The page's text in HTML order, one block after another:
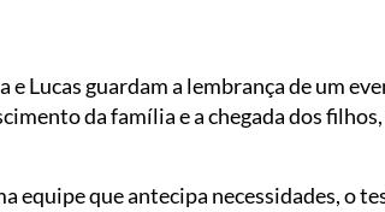
Lucas guardam a lembrança de um
da família e a chegada dos filhos,
equipe que antecipa necessidades, o